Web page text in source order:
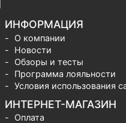
ИНФОРМАЦИЯ
О компании
Новости
Обзоры и тесты
Программа лояльности
Условия использования
ИНТЕРНЕТ-МАГАЗИН
Оплата